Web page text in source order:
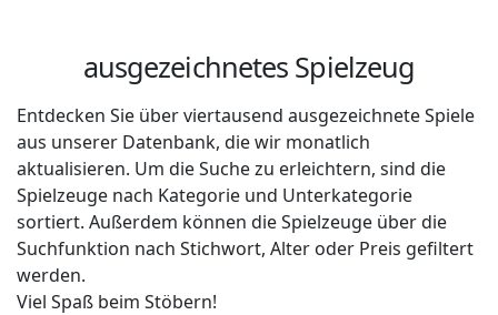
ausgezeichnetes Spielzeug
Entdecken Sie über viertausend ausgezeichnete Spiele
aus unserer Datenbank, die wir monatlich
aktualisieren. Um die Suche zu erleichtern, sind die
Spielzeuge nach Kategorie und Unterkategorie
sortiert. Außerdem können die Spielzeuge über die
Suchfunktion nach Stichwort, Alter oder Preis gefiltert
werden.
Viel Spaß beim Stöbern!